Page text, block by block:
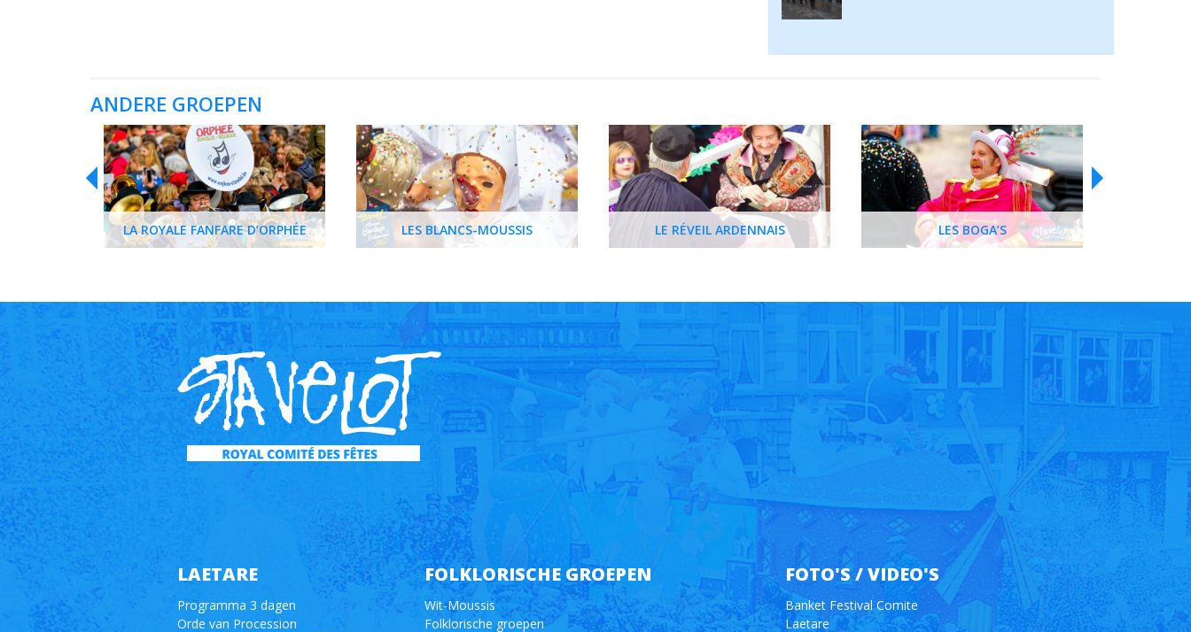
ANDERE GROEPEN
LA ROYALE FANFARE D’ORPHÉE LES BLANCS-MOUSSIS LE RÉVEIL ARDENNAIS LES BOGA’S
LAETARE
Programma 3 dagen
Orde van Procession
FOLKLORISCHE GROEPEN
Wit-Moussis
Folklorische groepen
FOTO'S / VIDEO'S
Banket Festival Comite
Laetare